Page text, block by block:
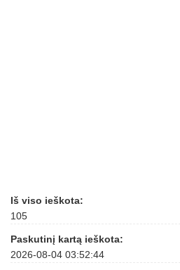
Iš viso ieškota:
105
Paskutinį kartą ieškota:
2026-08-04 03:52:44